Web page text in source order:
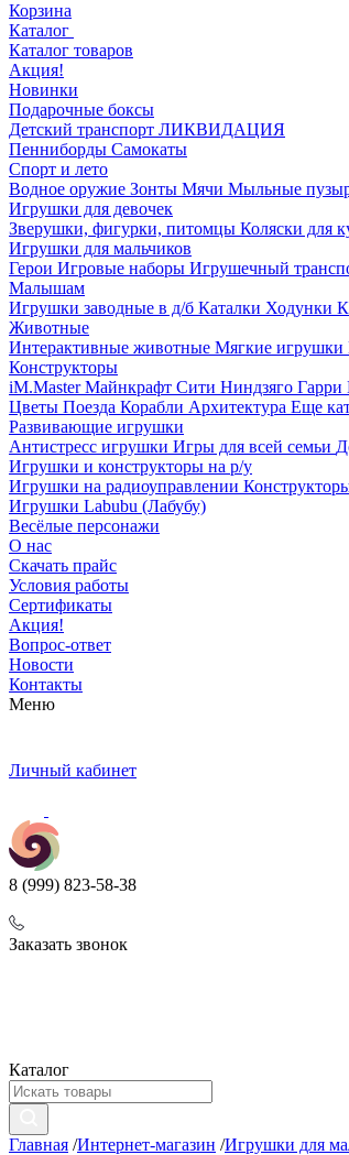
Корзина
Каталог
Каталог товаров
Акция!
Новинки
Подарочные боксы
Детский транспорт ЛИКВИДАЦИЯ
Пенниборды Самокаты
Спорт и лето
Водное оружие Зонты Мячи Мыльные
Игрушки для девочек
Зверушки, фигурки, питомцы Коляски для
Игрушки для мальчиков
Герои Игровые наборы Игрушечный
Малышам
Игрушки заводные в д/б Каталки Ходунки
Животные
Интерактивные животные Мягкие игрушки
Конструкторы
iM.Master Майнкрафт Сити Ниндзяго Гарри
Цветы Поезда Корабли Архитектура Еще
Развивающие игрушки
Антистресс игрушки Игры для всей семьи
Игрушки и конструкторы на р/у
Игрушки на радиоуправлении
Игрушки Labubu (Лабубу)
Весёлые персонажи
О нас
Скачать прайс
Условия работы
Сертификаты
Акция!
Вопрос-ответ
Новости
Контакты
Меню
Личный кабинет
8 (999) 823-58-38
Заказать звонок
Каталог
Главная /Интернет-магазин /Игрушки для